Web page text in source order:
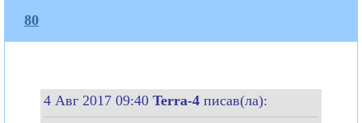
80
4 Авг 2017 09:40 Terra-4 писав(ла):